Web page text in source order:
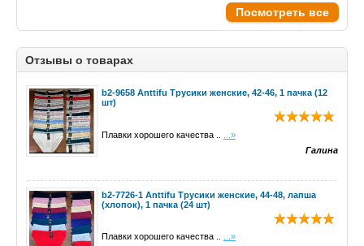
Посмотреть все
Отзывы о товарах
b2-9658 Anttifu Трусики женские, 42-46, 1 пачка (12
шт)
Плавки хорошего качества ..
...»
Галина
b2-7726-1 Anttifu Трусики женские, 44-48, лапша
(хлопок), 1 пачка (24 шт)
Плавки хорошего качества ..
...»